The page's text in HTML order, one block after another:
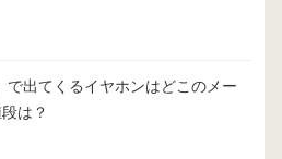
で出てくるイヤホンはどこのメー
は？